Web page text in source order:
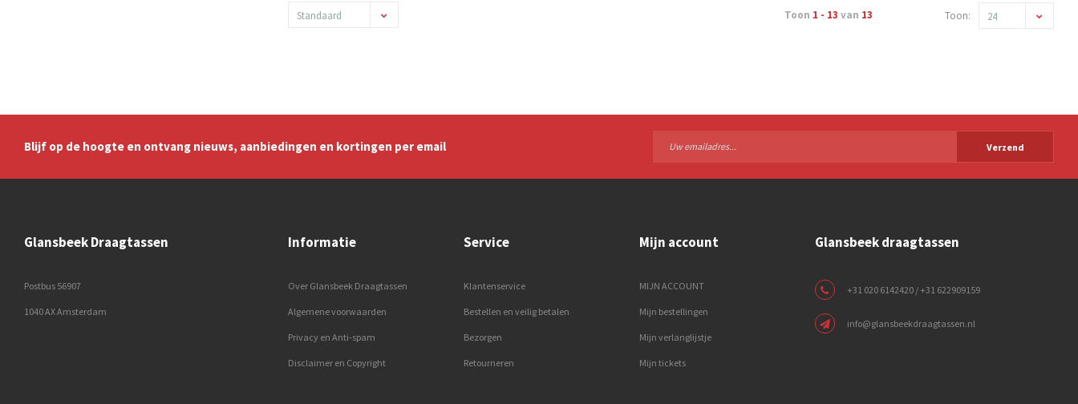
Standaard Toon 1 - 13 van 13 Toon: 24
Blijf op de hoogte en ontvang nieuws, aanbiedingen en kortingen per email Verzend
Glansbeek Draagtassen
Postbus 56907
1040 AX Amsterdam
Informatie
Over Glansbeek Draagtassen
Algemene voorwaarden
Privacy en Anti-spam
Disclaimer en Copyright
Service
Klantenservice
Bestellen en veilig betalen
Bezorgen
Retourneren
Mijn account
MIJN ACCOUNT
Mijn bestellingen
Mijn verlanglijstje
Mijn tickets
Glansbeek draagtassen
+31 020 6142420 / +31 622909159
info@glansbeekdraagtassen.nl